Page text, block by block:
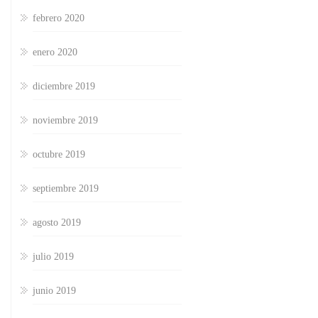
febrero 2020
enero 2020
diciembre 2019
noviembre 2019
octubre 2019
septiembre 2019
agosto 2019
julio 2019
junio 2019